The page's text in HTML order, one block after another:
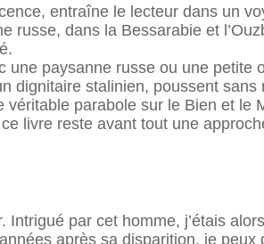
entraîne le lecteur dans un
russe, dans la Bessarabie et
paysanne russe ou une petite
dignitaire stalinien, poussent sans
véritable parabole sur le Bien et le
livre reste avant tout une
Intrigué par cet homme, j’étais alors
après sa disparition, je peux